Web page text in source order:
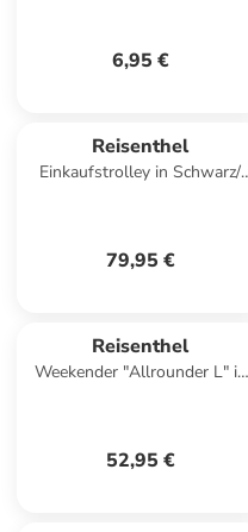
6,95 €
Reisenthel
Einkaufstrolley in Schwarz/
79,95 €
Reisenthel
Weekender "Allrounder L" in
52,95 €